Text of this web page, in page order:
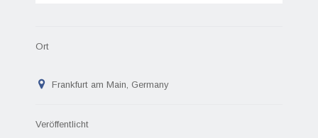
Ort
Frankfurt am Main, Germany
Veröffentlicht